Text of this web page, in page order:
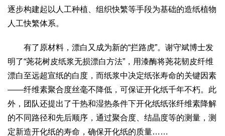
逐步构建起以人工种植、组织快繁等手段为基础的造纸植物
人工快繁体系。
有了原材料，漂白又成为新的“拦路虎”。谢守斌博士发
明了“荛花树皮纸浆无损漂白方法”，用漆酶将荛花韧皮纤维
漂白至远超宣纸的白度，而纸浆中决定纸张寿命的关键因素
——纤维素聚合度丝毫不降低，可保证开化纸千年不朽。此
外，团队还提出了干热和湿热条件下开化纸纸张纤维素降解
的不同路径和先后顺序，通过聚合度、结晶度等的测量，测
定新造开化纸的寿命，确保开化纸的质量……